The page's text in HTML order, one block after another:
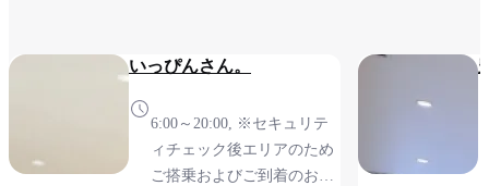
いっぴんさん。
6:00～20:00, ※セキュリテ
ィチェック後エリアのため
ご搭乗およびご到着のお客